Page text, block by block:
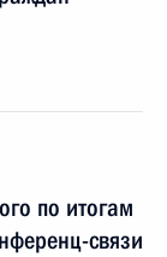
по итогам
связи